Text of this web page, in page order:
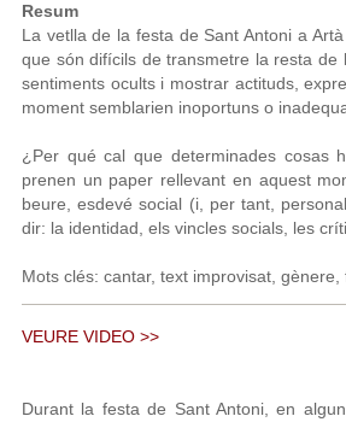
Resum
La vetlla de la festa de Sant Antoni a
que són difícils de transmetre la resta de
sentiments ocults i mostrar actituds,
moment semblarien inoportuns o
¿Per qué cal que determinades cosas
prenen un paper rellevant en aquest
beure, esdevé social (i, per tant,
dir: la identidad, els vincles socials, les
Mots clés: cantar, text improvisat, gènere,
VEURE VIDEO >>
Durant la festa de Sant Antoni, en